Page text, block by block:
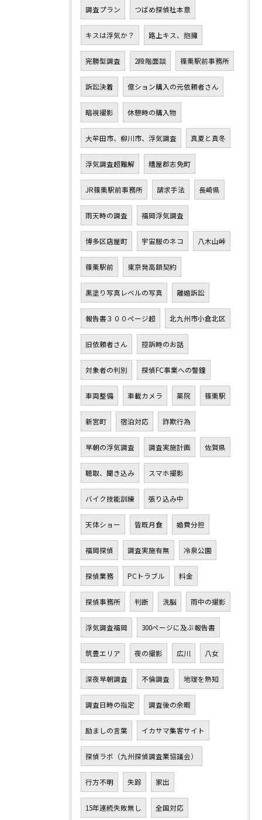
調査プラン つばめ探偵社本意
キスは浮気か？ 路上キス、抱擁
完勝型調査 2段階面談 篠栗駅前事務所
訴訟決着 億ション購入の元依頼者さん
暗視撮影 休憩時の購入物
大牟田市、柳川市、浮気調査 真夏と真冬
浮気調査超難解 糟屋郡志免町
JR篠栗駅前事務所 請求手法 長崎県
雨天時の調査 福岡浮気調査
博多区店屋町 宇宙服のネコ 八木山峠
篠栗駅前 東京発高額契約
黒塗り写真レベルの写真 離婚訴訟
報告書３００ページ超 北九州市小倉北区
旧依頼者さん 控訴時のお話
対象者の判別 探偵FC事業への警鐘
車両整備 車載カメラ 薬院 篠栗駅
新宮町 宿泊対応 詐欺行為
早朝の浮気調査 調査実施計画 佐賀県
聴取、聞き込み スマホ撮影
バイク技能訓練 張り込み中
天体ショー 皆既月食 婚費分担
福岡探偵 調査実施有無 冷泉公園
探偵業務 PCトラブル 料金
探偵事務所 判断 洗脳 雨中の撮影
浮気調査福岡 300ページに及ぶ報告書
筑豊エリア 夜の撮影 広川 八女
深夜早朝調査 不倫調査 地理を熟知
調査日時の指定 調査後の余暇
励ましの言葉 イカサマ集客サイト
探偵ラボ（九州探偵調査業協議会）
行方不明 失踪 家出
15年連続失敗無し 全国対応